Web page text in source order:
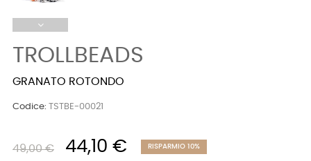
TROLLBEADS
GRANATO ROTONDO
Codice: TSTBE-00021
49,00 € 44,10 € RISPARMIO 10%